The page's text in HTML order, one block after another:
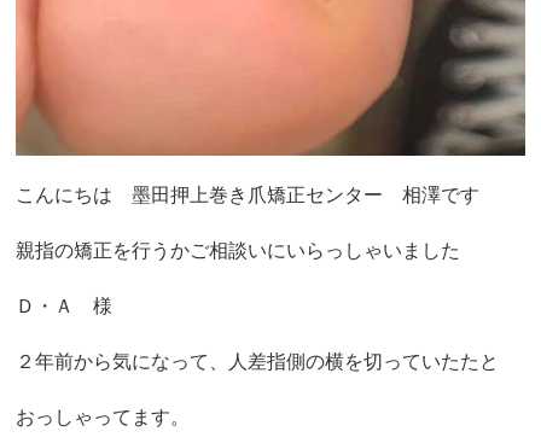
こんにちは 墨田押上巻き爪矯正センター 相澤です
親指の矯正を行うかご相談いにいらっしゃいました
Ｄ・Ａ 様
２年前から気になって、人差指側の横を切っていたたと
おっしゃってます。